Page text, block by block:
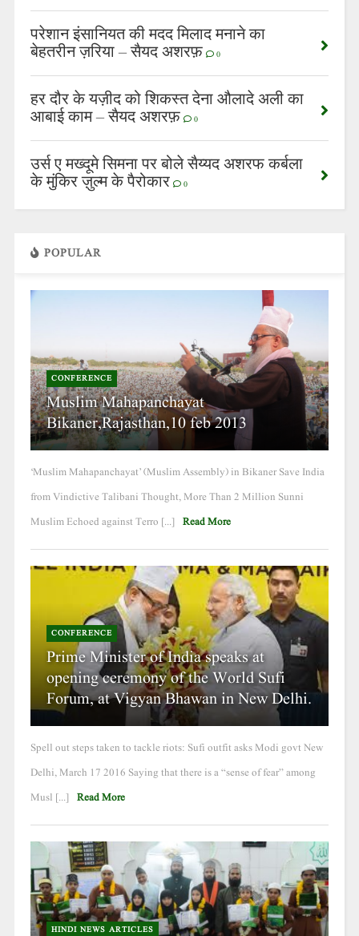
परेशान इंसानियत की मदद मिलाद मनाने का
बेहतरीन ज़रिया – सैयद अशरफ़ 0
हर दौर के यज़ीद को शिकस्त देना औलादे अली का
आबाई काम – सैयद अशरफ़ 0
उर्स ए मख्दूमे सिमना पर बोले सैय्यद अशरफ कर्बला
के मुंकिर ज़ुल्म के पैरोकार 0
POPULAR
CONFERENCE
Muslim Mahapanchayat
Bikaner,Rajasthan,10 feb 2013
‘Muslim Mahapanchayat’ (Muslim Assembly) in Bikaner Save India
from Vindictive Talibani Thought, More Than 2 Million Sunni
Muslim Echoed against Terro [...] Read More
CONFERENCE
Prime Minister of India speaks at
opening ceremony of the World Sufi
Forum, at Vigyan Bhawan in New Delhi.
Spell out steps taken to tackle riots: Sufi outfit asks Modi govt New
Delhi, March 17 2016 Saying that there is a “sense of fear” among
Musl [...] Read More
HINDI NEWS ARTICLES